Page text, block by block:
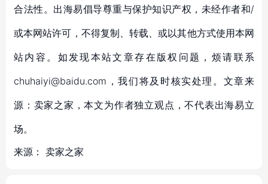
合法性。出海易倡导尊重与保护知识产权，未经作者和/
或本网站许可，不得复制、转载、或以其他方式使用本网
站内容。如发现本站文章存在版权问题，烦请联系
chuhaiyi@baidu.com，我们将及时核实处理。文章来
源：卖家之家，本文为作者独立观点，不代表出海易立
场。
来源： 卖家之家